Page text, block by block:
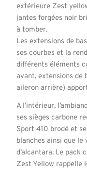
extérieure Zest
jantes forgées noir
à tomber.
Les extensions de
ses courbes et la
différents éléments
avant, extensions de
aileron arrière)
A l’intérieur,
ses sièges carbone
Sport 410 brodé et
blanches ainsi que
d’alcantara. Le pack
Zest Yellow rappelle